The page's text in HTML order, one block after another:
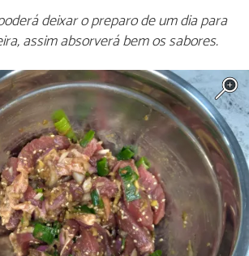
deixar o preparo de um dia para
assim absorverá bem os sabores.